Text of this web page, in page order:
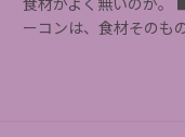
食材がよく無いのか。
ーコンは、食材そのも